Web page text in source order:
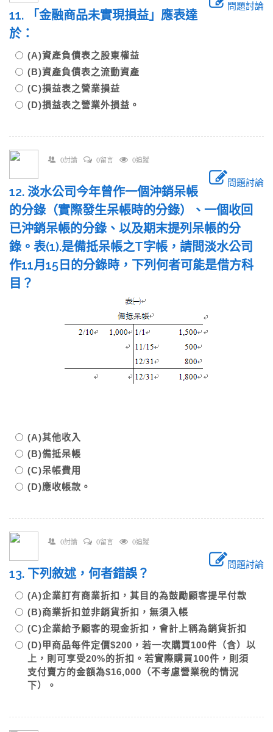
問題討論
11. 「金融商品未實現損益」應表達
於：
(A)資產負債表之股東權益
(B)資產負債表之流動資產
(C)損益表之營業損益
(D)損益表之營業外損益。
0討論 0留言 0追蹤
問題討論
12. 淡水公司今年曾作一個沖銷呆帳
的分錄（實際發生呆帳時的分錄）、一個收回
已沖銷呆帳的分錄、以及期末提列呆帳的分
錄。表(1).是備抵呆帳之T字帳，請問淡水公司
作11月15日的分錄時，下列何者可能是借方科
目？
(A)其他收入
(B)備抵呆帳
(C)呆帳費用
(D)應收帳款。
0討論 0留言 0追蹤
問題討論
13. 下列敘述，何者錯誤？
(A)企業訂有商業折扣，其目的為鼓勵顧客提早付款
(B)商業折扣並非銷貨折扣，無須入帳
(C)企業給予顧客的現金折扣，會計上稱為銷貨折扣
(D)甲商品每件定價$200，若一次購買100件（含）以
上，則可享受20%的折扣。若實際購買100件，則須
支付賣方的金額為$16,000（不考慮營業稅的情況
下）。